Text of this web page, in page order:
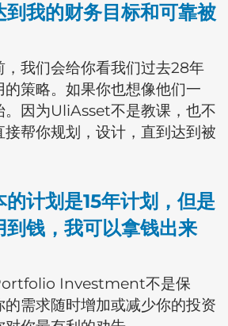
到我的财务目标和可靠被
，我们会给你看我们过去28年
策略。如果你也想像他们一
。因为UliAsset不是教课，也不
帮你规划，设计，直到达到被
计划是15年计划，但是
到钱，我可以拿钱出来
Investment不是保
需求随时增加或减少你的投资